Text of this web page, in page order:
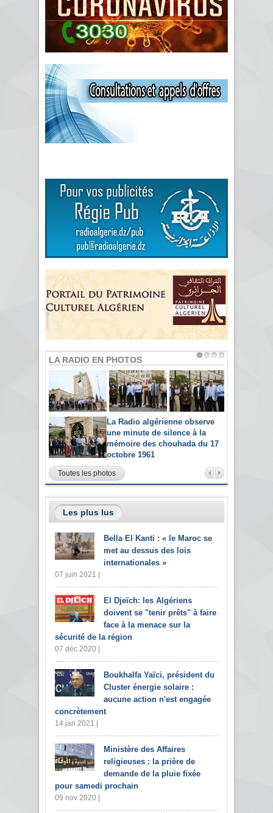
LA RADIO EN PHOTOS
La Radio algérienne observe
une minute de silence à la
mémoire des chouhada du 17
octobre 1961
Toutes les photos
Les plus lus
Bella El Kanti : « le Maroc se
met au dessus des lois
internationales »
07 juin 2021 |
El Djeïch: les Algériens
doivent se "tenir prêts" à faire
face à la menace sur la
sécurité de la région
07 déc 2020 |
Boukhalfa Yaïci, président du
Cluster énergie solaire :
aucune action n'est engagée
concrètement
14 jan 2021 |
Ministère des Affaires
religieuses : la prière de
demande de la pluie fixée
pour samedi prochain
09 nov 2020 |